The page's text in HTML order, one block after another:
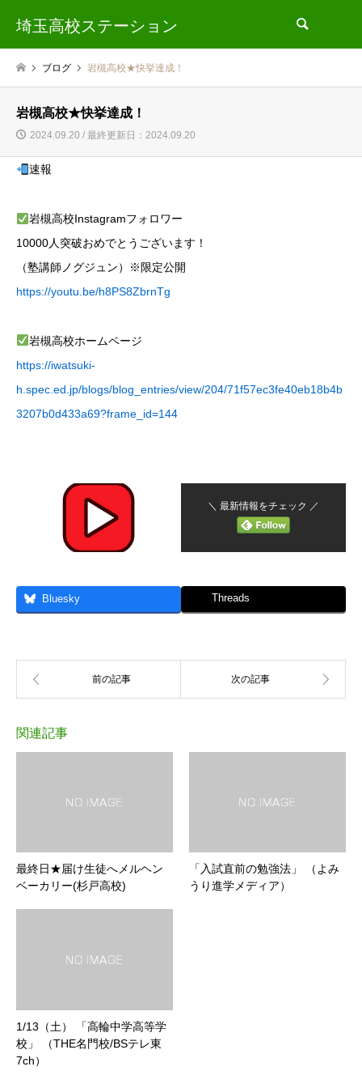
埼玉高校ステーション
ブログ 岩槻高校★快挙達成！
岩槻高校★快挙達成！
2024.09.20 / 最終更新日：2024.09.20
速報
岩槻高校Instagramフォロワー
10000人突破おめでとうございます！
（塾講師ノグジュン）※限定公開
https://youtu.be/h8PS8ZbrnTg
岩槻高校ホームページ
https://iwatsuki-
h.spec.ed.jp/blogs/blog_entries/view/204/71f57ec3fe40eb18b4b
3207b0d433a69?frame_id=144
＼ 最新情報をチェック ／
Bluesky Threads
関連記事
最終日★届け生徒へメルヘン
ベーカリー(杉戸高校)
「入試直前の勉強法」 （よみ
うり進学メディア）
1/13（土） 「高輪中学高等学
校」 （THE名門校/BSテレ東
7ch）